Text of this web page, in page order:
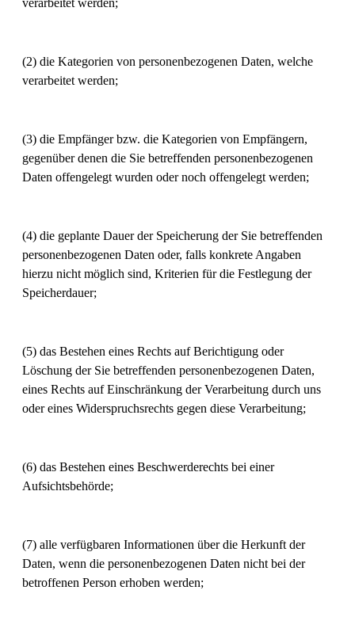
(2) die Kategorien von personenbezogenen Daten, welche
verarbeitet werden;
(3) die Empfänger bzw. die Kategorien von Empfängern,
gegenüber denen die Sie betreffenden personenbezogenen
Daten offengelegt wurden oder noch offengelegt werden;
(4) die geplante Dauer der Speicherung der Sie betreffenden
personenbezogenen Daten oder, falls konkrete Angaben
hierzu nicht möglich sind, Kriterien für die Festlegung der
Speicherdauer;
(5) das Bestehen eines Rechts auf Berichtigung oder
Löschung der Sie betreffenden personenbezogenen Daten,
eines Rechts auf Einschränkung der Verarbeitung durch uns
oder eines Widerspruchsrechts gegen diese Verarbeitung;
(6) das Bestehen eines Beschwerderechts bei einer
Aufsichtsbehörde;
(7) alle verfügbaren Informationen über die Herkunft der
Daten, wenn die personenbezogenen Daten nicht bei der
betroffenen Person erhoben werden;